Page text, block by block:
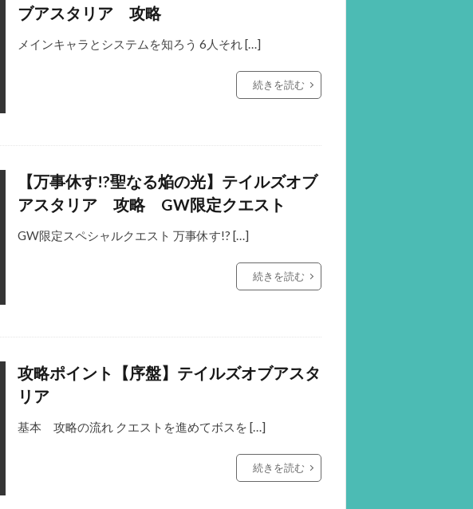
ブアスタリア 攻略
メインキャラとシステムを知ろう 6人それ […]
続きを読む
【万事休す!?聖なる焔の光】テイルズオブ
アスタリア 攻略 GW限定クエスト
GW限定スペシャルクエスト 万事休す!? […]
続きを読む
攻略ポイント【序盤】テイルズオブアスタ
リア
基本 攻略の流れ クエストを進めてボスを […]
続きを読む